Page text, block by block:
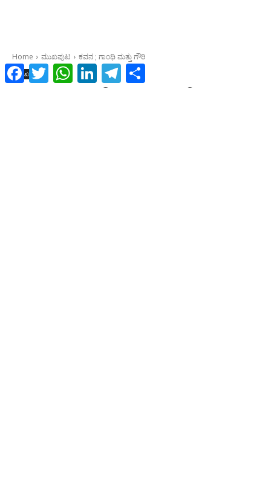
FacebookTwitter WhatsAppLinkedInTelegram